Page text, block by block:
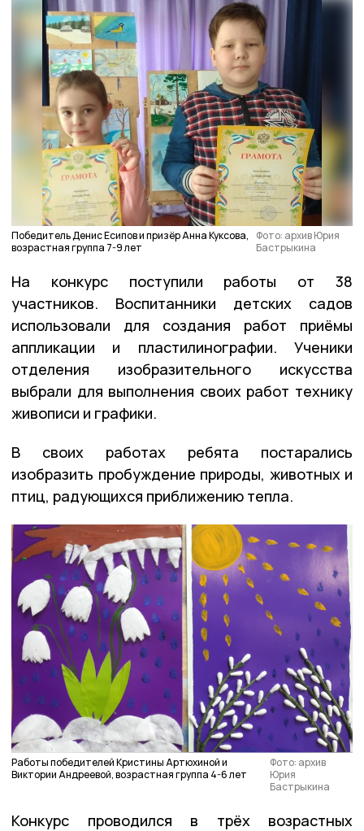
Победитель Денис Есипов и призёр Анна Куксова,
возрастная группа 7-9 лет
Фото: архив Юрия
Бастрыкина
На конкурс поступили работы от 38
участников. Воспитанники детских садов
использовали для создания работ приёмы
аппликации и пластилинографии. Ученики
отделения изобразительного искусства
выбрали для выполнения своих работ технику
живописи и графики.
В своих работах ребята постарались
изобразить пробуждение природы, животных и
птиц, радующихся приближению тепла.
Работы победителей Кристины Артюхиной и
Виктории Андреевой, возрастная группа 4-6 лет
Фото: архив
Юрия
Бастрыкина
Конкурс проводился в трёх возрастных